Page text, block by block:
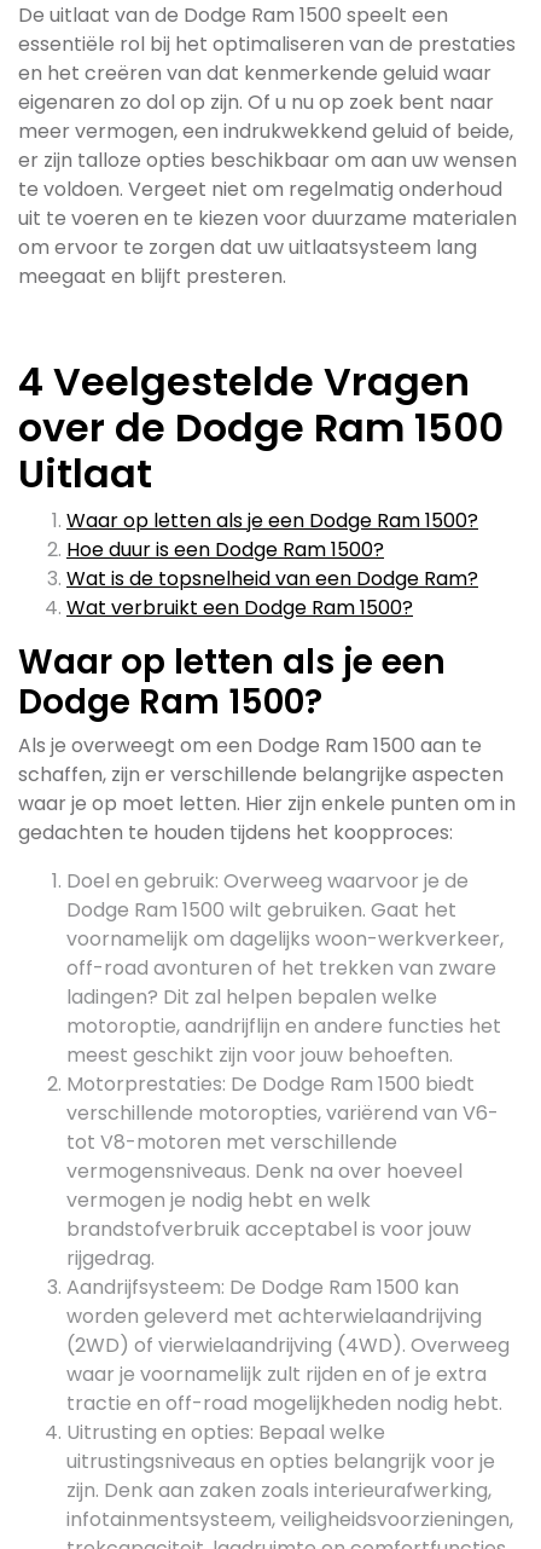
De uitlaat van de Dodge Ram 1500 speelt een
essentiële rol bij het optimaliseren van de prestaties
en het creëren van dat kenmerkende geluid waar
eigenaren zo dol op zijn. Of u nu op zoek bent naar
meer vermogen, een indrukwekkend geluid of beide,
er zijn talloze opties beschikbaar om aan uw wensen
te voldoen. Vergeet niet om regelmatig onderhoud
uit te voeren en te kiezen voor duurzame materialen
om ervoor te zorgen dat uw uitlaatsysteem lang
meegaat en blijft presteren.
4 Veelgestelde Vragen
over de Dodge Ram 1500
Uitlaat
Waar op letten als je een Dodge Ram 1500?
Hoe duur is een Dodge Ram 1500?
Wat is de topsnelheid van een Dodge Ram?
Wat verbruikt een Dodge Ram 1500?
Waar op letten als je een
Dodge Ram 1500?
Als je overweegt om een Dodge Ram 1500 aan te
schaffen, zijn er verschillende belangrijke aspecten
waar je op moet letten. Hier zijn enkele punten om in
gedachten te houden tijdens het koopproces:
Doel en gebruik: Overweeg waarvoor je de
Dodge Ram 1500 wilt gebruiken. Gaat het
voornamelijk om dagelijks woon-werkverkeer,
off-road avonturen of het trekken van zware
ladingen? Dit zal helpen bepalen welke
motoroptie, aandrijflijn en andere functies het
meest geschikt zijn voor jouw behoeften.
Motorprestaties: De Dodge Ram 1500 biedt
verschillende motoropties, variërend van V6-
tot V8-motoren met verschillende
vermogensniveaus. Denk na over hoeveel
vermogen je nodig hebt en welk
brandstofverbruik acceptabel is voor jouw
rijgedrag.
Aandrijfsysteem: De Dodge Ram 1500 kan
worden geleverd met achterwielaandrijving
(2WD) of vierwielaandrijving (4WD). Overweeg
waar je voornamelijk zult rijden en of je extra
tractie en off-road mogelijkheden nodig hebt.
Uitrusting en opties: Bepaal welke
uitrustingsniveaus en opties belangrijk voor je
zijn. Denk aan zaken zoals interieurafwerking,
infotainmentsysteem, veiligheidsvoorzieningen,